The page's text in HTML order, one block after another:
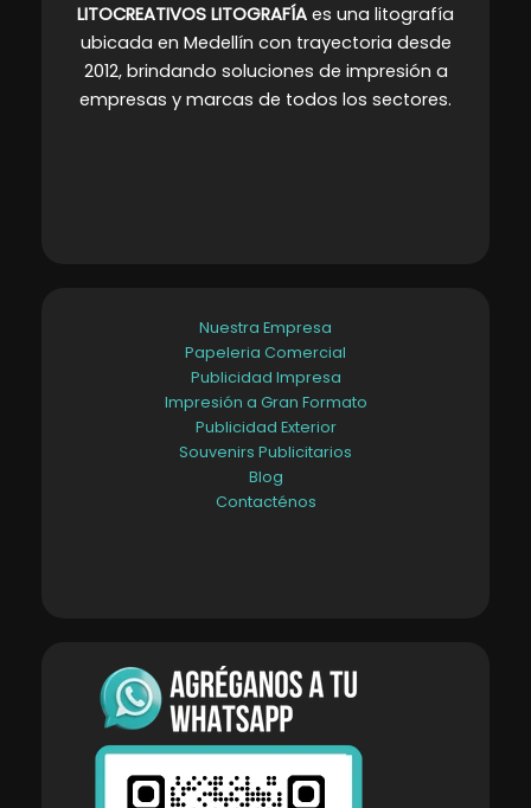
LITOCREATIVOS LITOGRAFÍA es una litografía
ubicada en Medellín con trayectoria desde
2012, brindando soluciones de impresión a
empresas y marcas de todos los sectores.
Nuestra Empresa
Papeleria Comercial
Publicidad Impresa
Impresión a Gran Formato
Publicidad Exterior
Souvenirs Publicitarios
Blog
Contacténos